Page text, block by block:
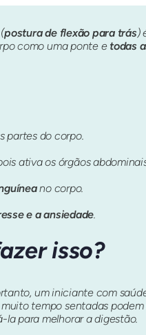
postura de flexão para trás)
como uma ponte e todas
partes do corpo.
ativa os órgãos
no corpo.
e a ansiedade.
isso?
um iniciante com
tempo sentadas
para melhorar a digestão.